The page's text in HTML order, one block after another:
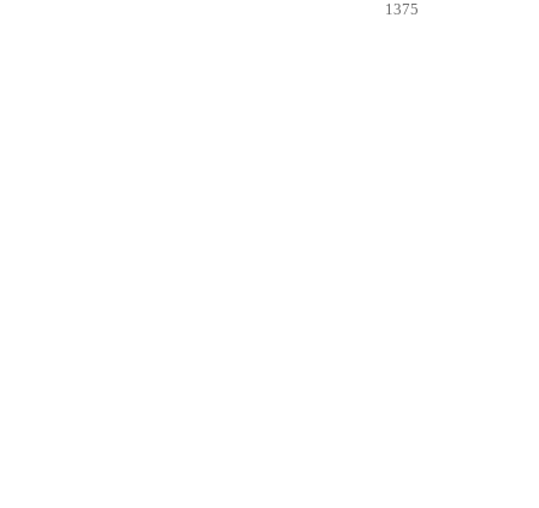
1375